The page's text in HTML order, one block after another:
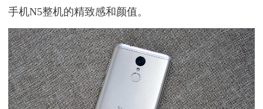
手机N5整机的精致感和颜值。